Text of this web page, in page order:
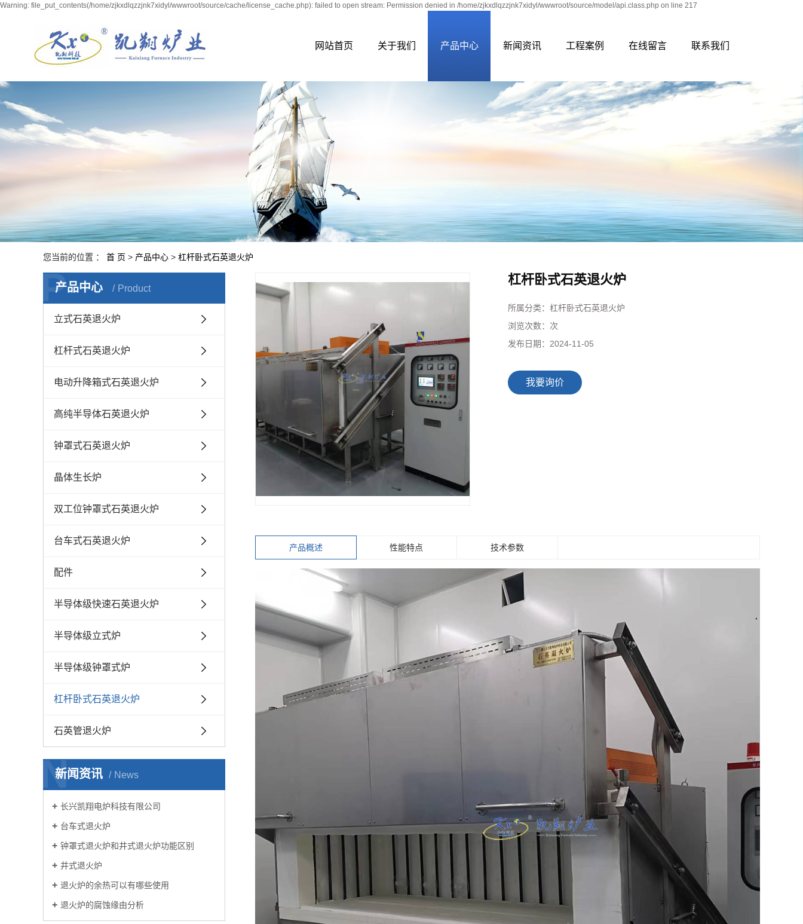
Warning: file_put_contents(/home/zjkxdlqzzjnk7xidyl/wwwroot/source/cache/license_cache.php): failed to open stream: Permission denied in /home/zjkxdlqzzjnk7xidyl/wwwroot/source/model/api.class.php on line 217
网站首页 关于我们 产品中心 新闻资讯 工程案例 在线留言 联系我们
您当前的位置 ： 首 页 > 产品中心 > 杠杆卧式石英退火炉
产品中心 Product
P
立式石英退火炉
杠杆式石英退火炉
电动升降箱式石英退火炉
高纯半导体石英退火炉
钟罩式石英退火炉
晶体生长炉
双工位钟罩式石英退火炉
台车式石英退火炉
配件
半导体级快速石英退火炉
半导体级立式炉
半导体级钟罩式炉
杠杆卧式石英退火炉
石英管退火炉
新闻资讯 News
N
长兴凯翔电炉科技有限公司
台车式退火炉
钟罩式退火炉和井式退火炉功能区别
井式退火炉
退火炉的余热可以有哪些使用
退火炉的腐蚀缘由分析
杠杆卧式石英退火炉
所属分类： 杠杆卧式石英退火炉
浏览次数： 次
发布日期： 2024-11-05
我要询价
产品概述 性能特点 技术参数